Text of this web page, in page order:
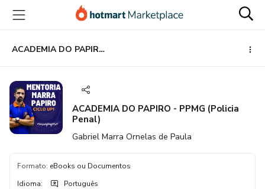
para
conteúdo
principal
para
pagamento
para
rodapé
ACADEMIA DO PAPIRO - PPMG (Policia Penal)
ACADEMIA DO PAPIRO - PPMG (Policia
Penal)
Gabriel Marra Ornelas de Paula
Formato: eBooks ou Documentos
Idioma: Português